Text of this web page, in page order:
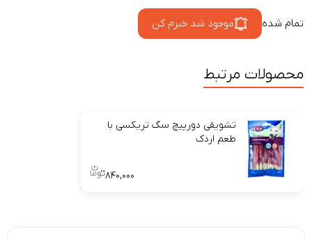
تمام شده موجود شد خبرم کن
محصولات مرتبط
تشویقی دورپیچ سگ تریکسی با
طعم اردک
۸۴۰,۰۰۰